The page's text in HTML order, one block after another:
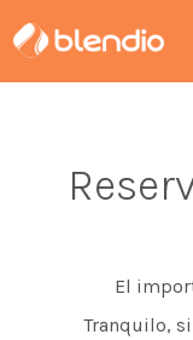
El
Tranquilo,